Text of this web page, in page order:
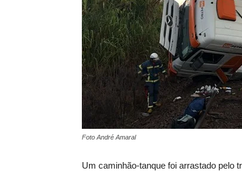
Foto André Amaral
Um caminhão-tanque foi arrastado pelo